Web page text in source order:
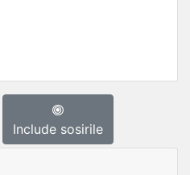
Include sosirile